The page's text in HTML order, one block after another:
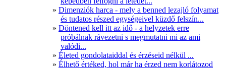
Dimenziók harca - mely a benned lezajló folyamat
és tudatos részed egységeivel küzdő felszín...
Döntened kell itt az idő - a helyzetek erre
próbálnak rávezetni s megmutatni mi az ami
valódi...
Életed gondolataiddal és érzéseid nélkül ...
Élhető értéked, hol már ha érzed nem korlátozod